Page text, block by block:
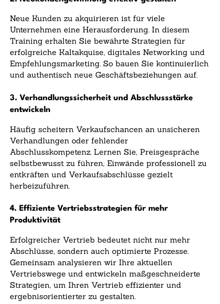
Neue Kunden zu akquirieren ist für viele
Unternehmen eine Herausforderung. In diesem
Training erhalten Sie bewährte Strategien für
erfolgreiche Kaltakquise, digitales Networking und
Empfehlungsmarketing. So bauen Sie kontinuierlich
und authentisch neue Geschäftsbeziehungen auf.
3. Verhandlungssicherheit und Abschlussstärke
entwickeln
Häufig scheitern Verkaufschancen an unsicheren
Verhandlungen oder fehlender
Abschlusskompetenz. Lernen Sie, Preisgespräche
selbstbewusst zu führen, Einwände professionell zu
entkräften und Verkaufsabschlüsse gezielt
herbeizuführen.
4. Effiziente Vertriebsstrategien für mehr
Produktivität
Erfolgreicher Vertrieb bedeutet nicht nur mehr
Abschlüsse, sondern auch optimierte Prozesse.
Gemeinsam analysieren wir Ihre aktuellen
Vertriebswege und entwickeln maßgeschneiderte
Strategien, um Ihren Vertrieb effizienter und
ergebnisorientierter zu gestalten.